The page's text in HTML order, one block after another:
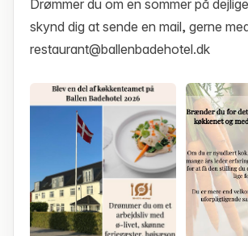
Drømmer du om en sommer på
skynd dig at sende en mail, gerne
restaurant@ballenbadehotel.dk